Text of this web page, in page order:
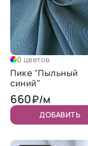
0 цветов
Пике "Пыльный
синий"
660₽/м
ДОБАВИТЬ